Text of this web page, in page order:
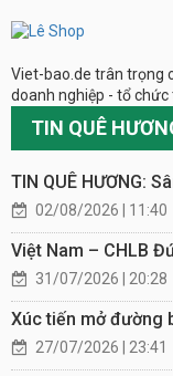
Viet-bao.de trân trọng
doanh nghiệp - tổ chức
TIN QUÊ
TIN QUÊ HƯƠNG:
02/08/2026 | 11:40
Việt Nam – CHLB
31/07/2026 | 20:28
Xúc tiến mở đường
27/07/2026 | 23:41